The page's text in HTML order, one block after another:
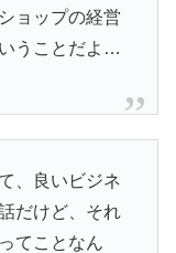
ョップの経営
うことだよ…
、良いビジネ
だけど、それ
てことなん